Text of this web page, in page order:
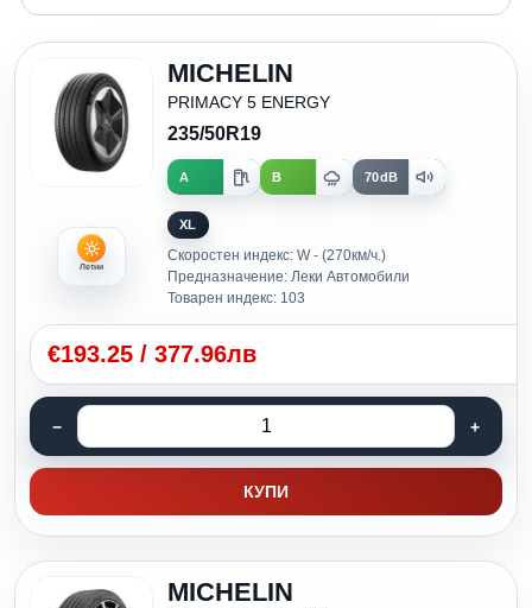
Летни
MICHELIN
PRIMACY 5 ENERGY
235/50R19
A B 70dB
XL
Скоростен индекс: W - (270км/ч.)
Предназначение: Леки Автомобили
Товарен индекс: 103
€193.25 / 377.96лв
КУПИ
MICHELIN